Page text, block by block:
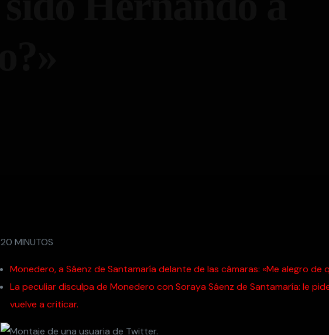
20 MINUTOS
Monedero, a Sáenz de Santamaría delante de las cámaras: «Me alegro de
La peculiar disculpa de Monedero con Soraya Sáenz de Santamaría: le
vuelve a criticar.